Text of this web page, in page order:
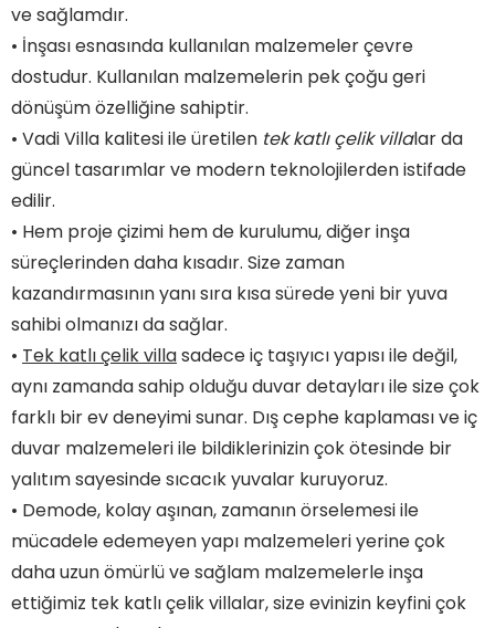
ve sağlamdır.
• İnşası esnasında kullanılan malzemeler çevre
dostudur. Kullanılan malzemelerin pek çoğu geri
dönüşüm özelliğine sahiptir.
• Vadi Villa kalitesi ile üretilen tek katlı çelik villalar da
güncel tasarımlar ve modern teknolojilerden istifade
edilir.
• Hem proje çizimi hem de kurulumu, diğer inşa
süreçlerinden daha kısadır. Size zaman
kazandırmasının yanı sıra kısa sürede yeni bir yuva
sahibi olmanızı da sağlar.
• Tek katlı çelik villasadece iç taşıyıcı yapısı ile değil,
aynı zamanda sahip olduğu duvar detayları ile size çok
farklı bir ev deneyimi sunar. Dış cephe kaplaması ve iç
duvar malzemeleri ile bildiklerinizin çok ötesinde bir
yalıtım sayesinde sıcacık yuvalar kuruyoruz.
• Demode, kolay aşınan, zamanın örselemesi ile
mücadele edemeyen yapı malzemeleri yerine çok
daha uzun ömürlü ve sağlam malzemelerle inşa
ettiğimiz tek katlı çelik villalar, size evinizin keyfini çok